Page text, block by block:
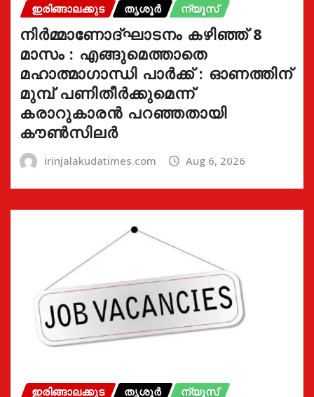
ഇരിങ്ങാലക്കുട തൃശൂർ ന്യൂസ്
നിർമ്മാണോദ്ഘാടനം കഴിഞ്ഞ് 8
മാസം : എങ്ങുമെത്താതെ
മഹാത്മാഗാന്ധി പാർക്ക് : ഓണത്തിന്
മുമ്പ് പണിതീർക്കുമെന്ന്
കരാറുകാരൻ പറഞ്ഞതായി
കൗൺസിലർ
irinjalakudatimes.com Aug 6, 2026
ഇരിങ്ങാലക്കുട തൃശൂർ ന്യൂസ്